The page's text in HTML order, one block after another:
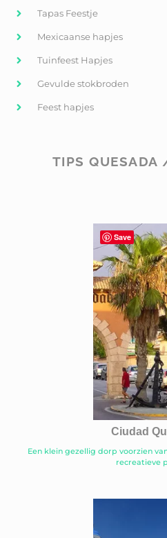
Tapas Feestje
Mexicaanse hapjes
Tuinfeest Hapjes
Gevulde stokbroden
Feest hapjes
TIPS QUESADA
Ciudad
Een klein gezellig dorp voorzien
recreatieve
Save